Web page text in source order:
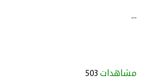
...
مشاهدات 503